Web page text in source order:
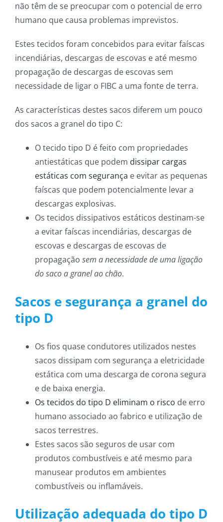
não têm de se preocupar com o potencial de erro
humano que causa problemas imprevistos.
Estes tecidos foram concebidos para evitar faíscas
incendiárias, descargas de escovas e até mesmo
propagação de descargas de escovas sem
necessidade de ligar o FIBC a uma fonte de terra.
As características destes sacos diferem um pouco
dos sacos a granel do tipo C:
O tecido tipo D é feito com propriedades
antiestáticas que podem dissipar cargas
estáticas com segurança e evitar as pequenas
faíscas que podem potencialmente levar a
descargas explosivas.
Os tecidos dissipativos estáticos destinam-se
a evitar faíscas incendiárias, descargas de
escovas e descargas de escovas de
propagação sem a necessidade de uma ligação
do saco a granel ao chão.
Sacos e segurança a granel do
tipo D
Os fios quase condutores utilizados nestes
sacos dissipam com segurança a eletricidade
estática com uma descarga de corona segura
e de baixa energia.
Os tecidos do tipo D eliminam o risco de erro
humano associado ao fabrico e utilização de
sacos terrestres.
Estes sacos são seguros de usar com
produtos combustíveis e até mesmo para
manusear produtos em ambientes
combustíveis ou inflamáveis.
Utilização adequada do tipo D